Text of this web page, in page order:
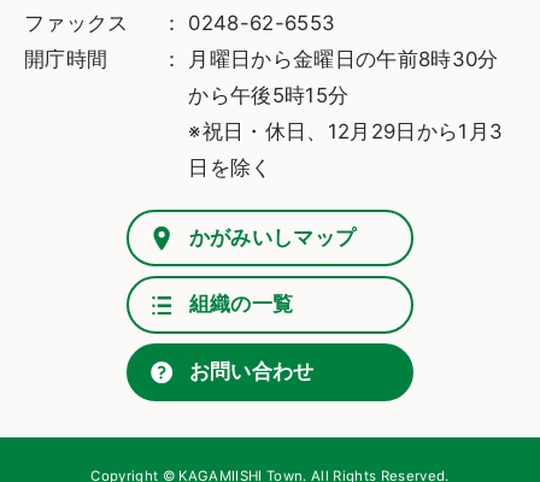
ファックス
0248-62-6553
開庁時間
月曜日から金曜日の午前8時30分
から午後5時15分
※祝日・休日、12月29日から1月3
日を除く
かがみいしマップ
組織の一覧
お問い合わせ
Copyright © KAGAMIISHI Town. All Rights Reserved.